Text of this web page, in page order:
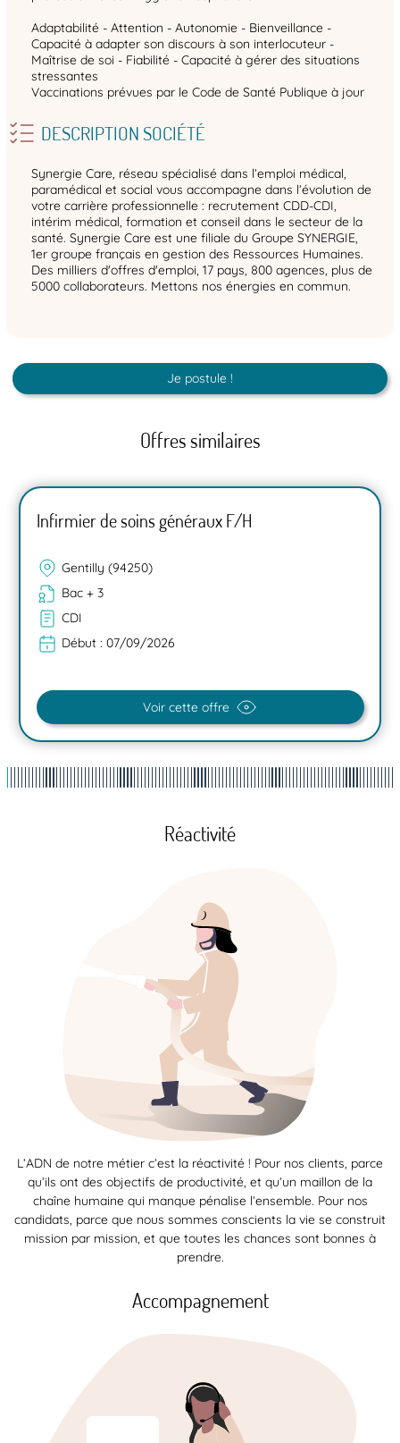
Adaptabilité - Attention - Autonomie - Bienveillance -
Capacité à adapter son discours à son interlocuteur -
Maîtrise de soi - Fiabilité - Capacité à gérer des situations
stressantes
Vaccinations prévues par le Code de Santé Publique à jour
DESCRIPTION SOCIÉTÉ
Synergie Care, réseau spécialisé dans l’emploi médical,
paramédical et social vous accompagne dans l’évolution de
votre carrière professionnelle : recrutement CDD-CDI,
intérim médical, formation et conseil dans le secteur de la
santé. Synergie Care est une filiale du Groupe SYNERGIE,
1er groupe français en gestion des Ressources Humaines.
Des milliers d'offres d'emploi, 17 pays, 800 agences, plus de
5000 collaborateurs. Mettons nos énergies en commun.
Je postule !
Offres similaires
Infirmier de soins généraux F/H
Gentilly (94250)
Bac + 3
CDI
Début : 07/09/2026
Voir cette offre
Réactivité
L’ADN de notre métier c’est la réactivité ! Pour nos clients, parce
qu’ils ont des objectifs de productivité, et qu’un maillon de la
chaîne humaine qui manque pénalise l’ensemble. Pour nos
candidats, parce que nous sommes conscients la vie se construit
mission par mission, et que toutes les chances sont bonnes à
prendre.
Accompagnement